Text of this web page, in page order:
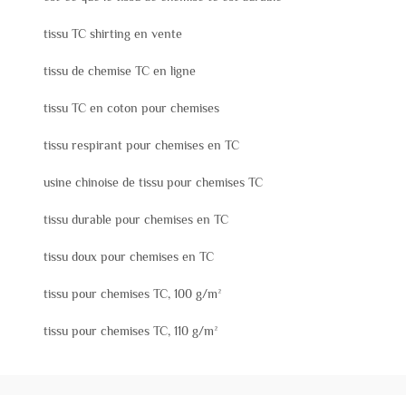
tissu TC shirting en vente
tissu de chemise TC en ligne
tissu TC en coton pour chemises
tissu respirant pour chemises en TC
usine chinoise de tissu pour chemises TC
tissu durable pour chemises en TC
tissu doux pour chemises en TC
tissu pour chemises TC, 100 g/m²
tissu pour chemises TC, 110 g/m²